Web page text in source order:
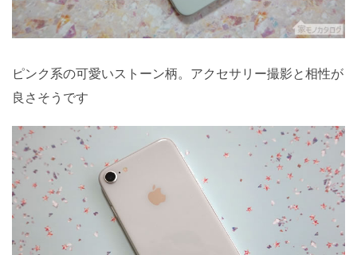
ピンク系の可愛いストーン柄。アクセサリー撮影と相性が
良さそうです